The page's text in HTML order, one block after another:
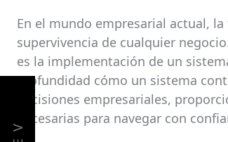
En el mundo empresarial actual,
supervivencia de cualquier
es la implementación de un
profundidad cómo un sistema
decisiones empresariales,
necesarias para navegar con